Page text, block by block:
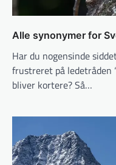
Alle synonymer for
Har du nogensinde
frustreret på ledetråden
bliver kortere? Så…